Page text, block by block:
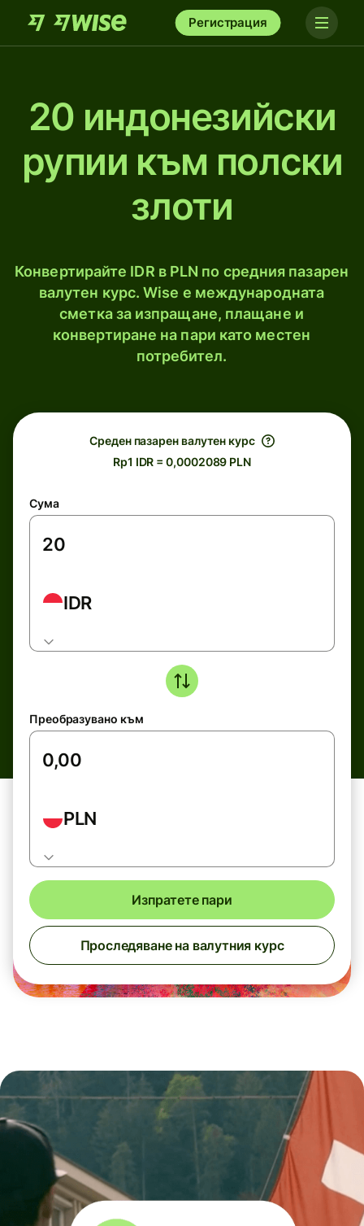
Регистрация
20 индонезийски
рупии към полски
злоти
Конвертирайте IDR в PLN по средния пазарен
валутен курс. Wise е международната
сметка за изпращане, плащане и
конвертиране на пари като местен
потребител.
Среден пазарен валутен курс
Rp1 IDR = 0,0002089 PLN
Сума
IDR
Преобразувано към
PLN
Изпратете пари
Проследяване на валутния курс